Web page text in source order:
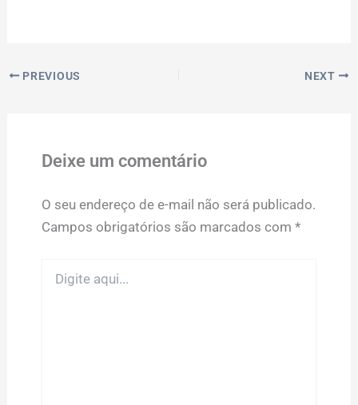
PREVIOUS NEXT
Deixe um comentário
O seu endereço de e-mail não será publicado.
Campos obrigatórios são marcados com *
aqui...